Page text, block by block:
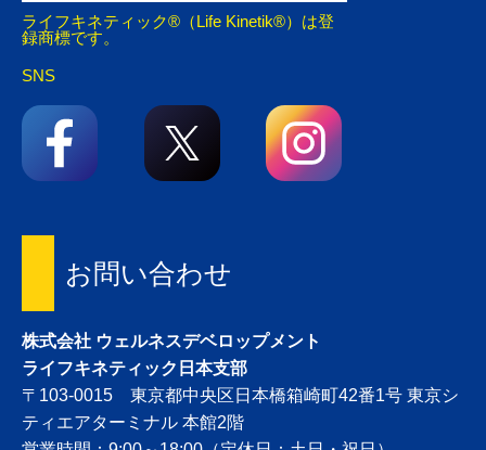
ライフキネティック®（Life Kinetik®）は登
録商標です。
SNS
お問い合わせ
株式会社 ウェルネスデベロップメント
ライフキネティック日本支部
〒103-0015 東京都中央区日本橋箱崎町42番1号 東京シ
ティエアターミナル 本館2階